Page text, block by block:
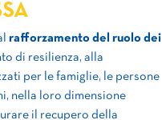
rafforzamento del ruolo dei
di resilienza, alla
per le famiglie, le persone
nella loro dimensione
il recupero della